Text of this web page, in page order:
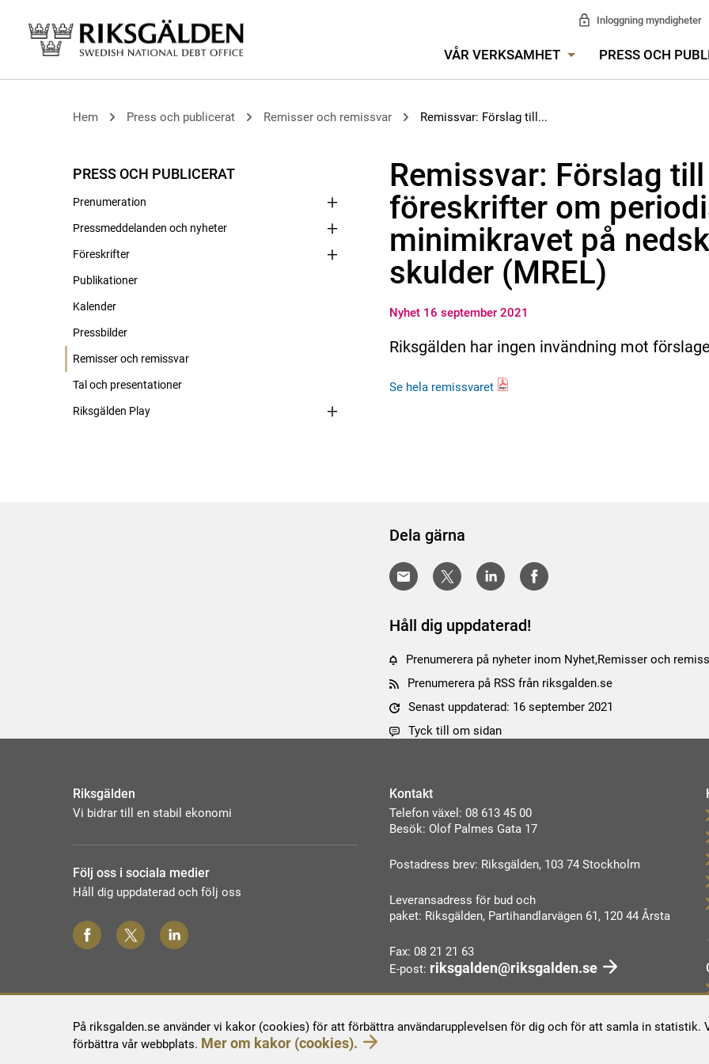
På riksgalden.se använder vi kakor (cookies) för att förbättra användarupplevelsen för dig och för att samla in statistik.
förbättra vår webbplats. Mer om kakor (cookies).
Inloggning myndigheter
VÅR VERKSAMHET PRESS OCH
Hem Press och publicerat Remisser och remissvar Remissvar: Förslag till...
PRESS OCH PUBLICERAT
Prenumeration
Pressmeddelanden och nyheter
Föreskrifter
Publikationer
Kalender
Pressbilder
Remisser och remissvar
Tal och presentationer
Riksgälden Play
Remissvar: Förslag
föreskrifter om
minimikravet på
skulder (MREL)
Nyhet 16 september 2021
Riksgälden har ingen invändning mot
Se hela remissvaret
Dela gärna
Håll dig uppdaterad!
Prenumerera på nyheter inom Nyhet,Remisser och
Prenumerera på RSS från riksgalden.se
Senast uppdaterad: 16 september 2021
Tyck till om sidan
Riksgälden
Vi bidrar till en stabil ekonomi
Följ oss i sociala medier
Håll dig uppdaterad och följ oss
Kontakt
Telefon växel: 08 613 45 00
Besök: Olof Palmes Gata 17
Postadress brev: Riksgälden, 103 74 Stockholm
Leveransadress för bud och
paket: Riksgälden, Partihandlarvägen 61, 120 44 Årsta
Fax: 08 21 21 63
E-post: riksgalden@riksgalden.se